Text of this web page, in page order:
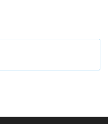
при цифровом